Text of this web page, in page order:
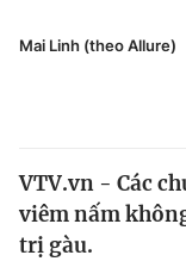
Thế giới
Y tế
Mai Linh (theo Allure)
VTV.vn - Các
viêm nấm
trị gàu.